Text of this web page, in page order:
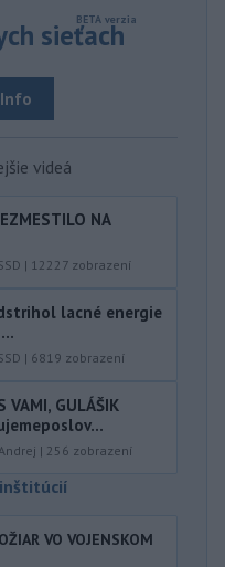
sieťach
Info
videá
NA
| 12227 zobrazení
lacné energie
| 6819 zobrazení
VAMI, GULÁŠIK
| 256 zobrazení
VO VOJENSKOM